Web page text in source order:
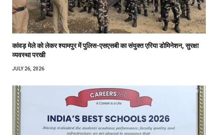
कांवड़ मेले को लेकर श्यामपुर में पुलिस-एसएसबी का संयुक्त एरिया डोमिनेशन, सुरक्षा
व्यवस्था परखी
JULY 26, 2026